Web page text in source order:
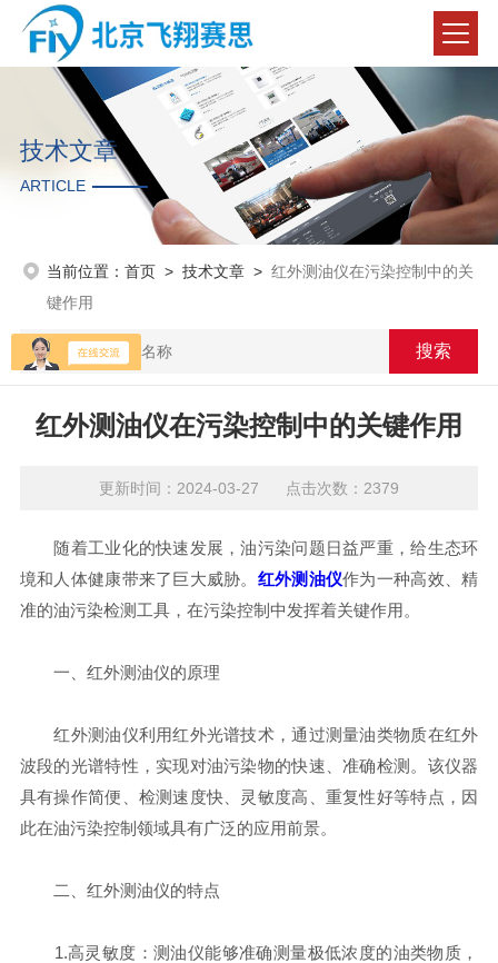
技术文章
ARTICLE
当前位置： 首页> 技术文章> 红外测油仪在污染控制中的关
键作用
红外测油仪在污染控制中的关键作用
更新时间：2024-03-27 点击次数：2379
随着工业化的快速发展，油污染问题日益严重，给生态环
境和人体健康带来了巨大威胁。 红外测油仪作为一种高效、精
准的油污染检测工具，在污染控制中发挥着关键作用。
一、红外测油仪的原理
红外测油仪利用红外光谱技术，通过测量油类物质在红外
波段的光谱特性，实现对油污染物的快速、准确检测。该仪器
具有操作简便、检测速度快、灵敏度高、重复性好等特点，因
此在油污染控制领域具有广泛的应用前景。
二、红外测油仪的特点
1.高灵敏度：测油仪能够准确测量极低浓度的油类物质，